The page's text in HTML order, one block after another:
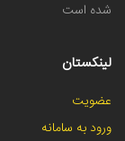
شده است
لینکستان
عضویت
ورود به سامانه